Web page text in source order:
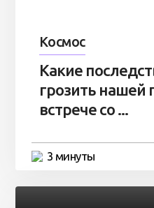
Космос
Какие
грозить нашей
встрече со ...
3 минуты